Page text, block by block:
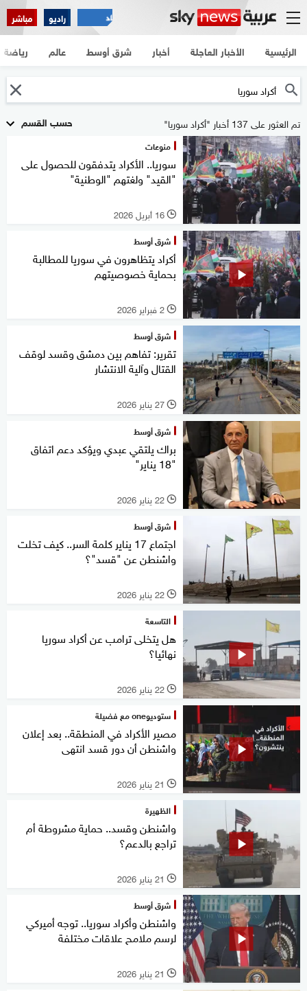
راديو مباشر
الرئيسية الأخبار العاجلة أخبار شرق أوسط عالم رياضة
حسب القسم تم العثور على 137 أخبار "أكراد سوريا"
منوعات
سوريا.. الأكراد يتدفقون للحصول على
"القيد" ولغتهم "الوطنية"
l 16 أبريل 2026
شرق أوسط
أكراد يتظاهرون في سوريا للمطالبة
بحماية خصوصيتهم
l 2 فبراير 2026
شرق أوسط
تقرير: تفاهم بين دمشق وقسد لوقف
القتال وآلية الانتشار
l 27 يناير 2026
شرق أوسط
براك يلتقي عبدي ويؤكد دعم اتفاق
"18 يناير"
l 22 يناير 2026
شرق أوسط
اجتماع 17 يناير كلمة السر.. كيف تخلت
واشنطن عن "قسد"؟
l 22 يناير 2026
التاسعة
هل يتخلى ترامب عن أكراد سوريا
نهائيا؟
l 22 يناير 2026
ستوديوone مع فضيلة
مصير الأكراد في المنطقة.. بعد إعلان
واشنطن أن دور قسد انتهى
l 21 يناير 2026
الظهيرة
واشنطن وقسد.. حماية مشروطة أم
تراجع بالدعم؟
l 21 يناير 2026
شرق أوسط
واشنطن وأكراد سوريا.. توجه أميركي
لرسم ملامح علاقات مختلفة
l 21 يناير 2026